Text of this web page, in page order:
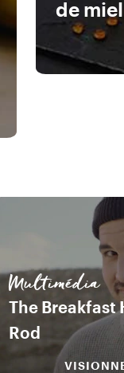
de miel
Multimédia
The Breakfast
Rod